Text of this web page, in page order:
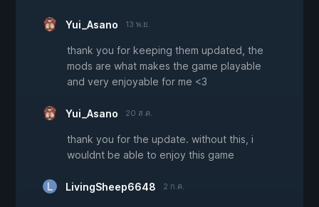
Yui_Asano 13 พ.ย.
thank you for keeping them updated, the
mods are what makes the game playable
and very enjoyable for me <3
Yui_Asano 20 ส.ค.
thank you for the update. without this, i
wouldnt be able to enjoy this game
LivingSheep6648 2 ก.ค.